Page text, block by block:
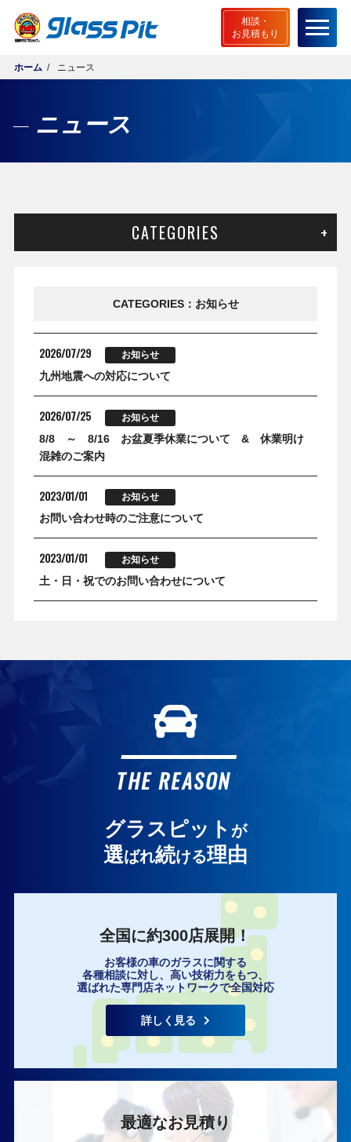
相談・
お見積もり
ホーム
よくあるご質問
お客様の声
いますぐ無料相談
ホーム ニュース
ニュース
CATEGORIES
CATEGORIES：お知らせ
2026/07/29 お知らせ
九州地震への対応について
2026/07/25 お知らせ
8/8 ～ 8/16 お盆夏季休業について & 休業明け
混雑のご案内
2023/01/01 お知らせ
お問い合わせ時のご注意について
2023/01/01 お知らせ
土・日・祝でのお問い合わせについて
THE REASON
グラスピット が
選ばれ続ける理由
全国に約300店展開！
お客様の車のガラスに関する
各種相談に対し、高い技術力をもつ、
選ばれた専門店ネットワークで全国対応
詳しく見る
最適なお見積り